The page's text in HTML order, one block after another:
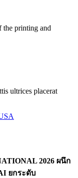
the printing and
ultrices placerat
2026 ผนึก
ยกระดับ